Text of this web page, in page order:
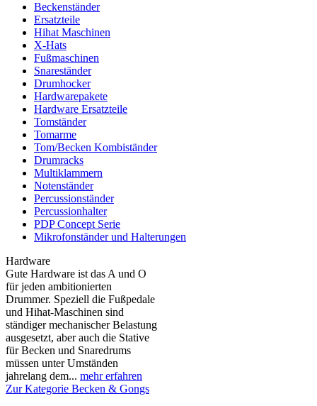
Beckenständer
Ersatzteile
Hihat Maschinen
X-Hats
Fußmaschinen
Snareständer
Drumhocker
Hardwarepakete
Hardware Ersatzteile
Tomständer
Tomarme
Tom/Becken Kombiständer
Drumracks
Multiklammern
Notenständer
Percussionständer
Percussionhalter
PDP Concept Serie
Mikrofonständer und Halterungen
Hardware
Gute Hardware ist das A und O
für jeden ambitionierten
Drummer. Speziell die Fußpedale
und Hihat-Maschinen sind
ständiger mechanischer Belastung
ausgesetzt, aber auch die Stative
für Becken und Snaredrums
müssen unter Umständen
jahrelang dem... mehr erfahren
Zur Kategorie Becken & Gongs